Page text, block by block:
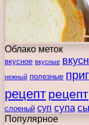
Облако меток
вкусное вкусные
нежный полезные
рецепт рецепт
слоеный суп супа
Популярное